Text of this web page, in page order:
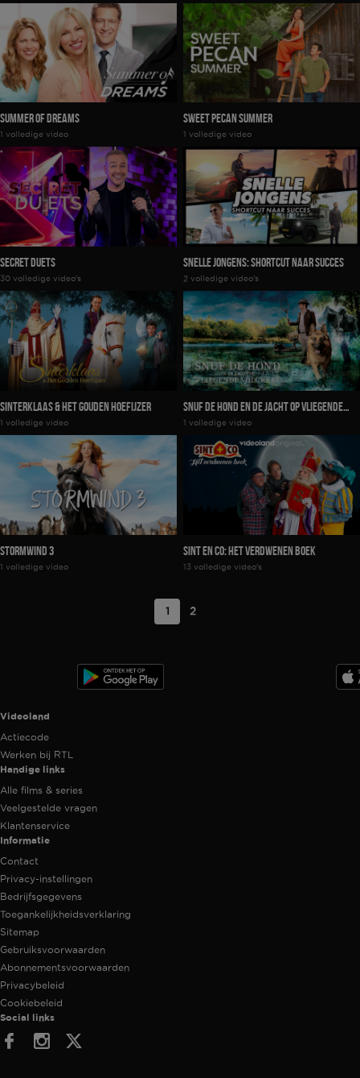
Summer Of Dreams
1 volledige video
Sweet Pecan Summer
1 volledige video
Secret Duets
30 volledige video's
Snelle Jongens: Shortcut naar Succes
2 volledige video's
Sinterklaas & Het Gouden Hoefijzer
1 volledige video
Snuf De Hond En De Jacht Op Vliegende
Volckert
1 volledige video
Stormwind 3
1 volledige video
Sint en co: Het Verdwenen Boek
13 volledige video's
1 2
Videoland useful links.
Videoland
Actiecode
Werken bij RTL
Handige links
Alle films & series
Veelgestelde vragen
Klantenservice
Informatie
Contact
Privacy-instellingen
Bedrijfsgegevens
Toegankelijkheidsverklaring
Sitemap
Gebruiksvoorwaarden
Abonnementsvoorwaarden
Privacybeleid
Cookiebeleid
Social links
FacebookInstagram